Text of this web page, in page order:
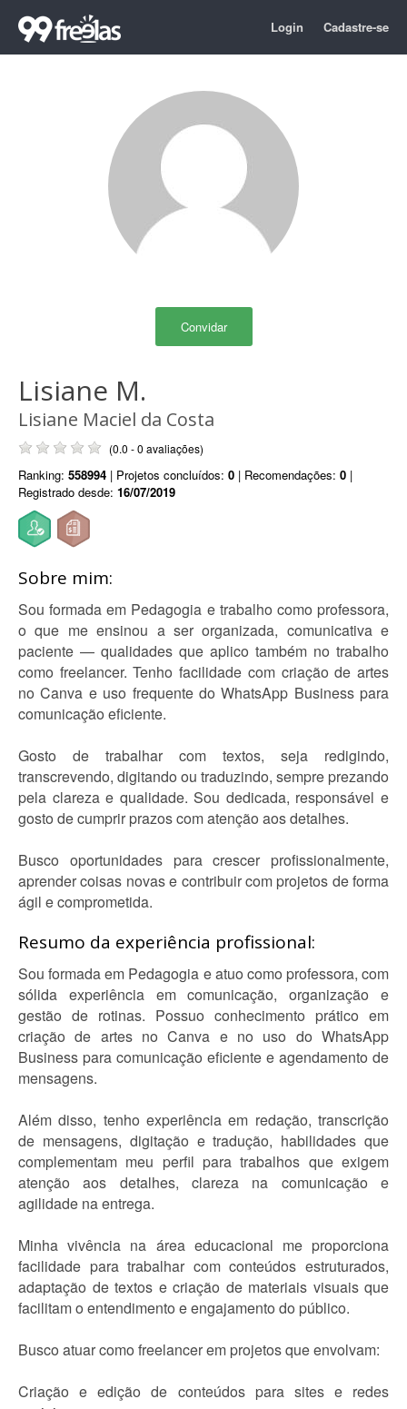
Login Cadastre-se
Convidar
Lisiane M.
Lisiane Maciel da Costa
(0.0 - 0 avaliações)
Ranking: 558994 | Projetos concluídos: 0 | Recomendações: 0 |
Registrado desde: 16/07/2019
Sobre mim:
Sou formada em Pedagogia e trabalho como professora,
o que me ensinou a ser organizada, comunicativa e
paciente — qualidades que aplico também no trabalho
como freelancer. Tenho facilidade com criação de artes
no Canva e uso frequente do WhatsApp Business para
comunicação eficiente.
Gosto de trabalhar com textos, seja redigindo,
transcrevendo, digitando ou traduzindo, sempre prezando
pela clareza e qualidade. Sou dedicada, responsável e
gosto de cumprir prazos com atenção aos detalhes.
Busco oportunidades para crescer profissionalmente,
aprender coisas novas e contribuir com projetos de forma
ágil e comprometida.
Resumo da experiência profissional:
Sou formada em Pedagogia e atuo como professora, com
sólida experiência em comunicação, organização e
gestão de rotinas. Possuo conhecimento prático em
criação de artes no Canva e no uso do WhatsApp
Business para comunicação eficiente e agendamento de
mensagens.
Além disso, tenho experiência em redação, transcrição
de mensagens, digitação e tradução, habilidades que
complementam meu perfil para trabalhos que exigem
atenção aos detalhes, clareza na comunicação e
agilidade na entrega.
Minha vivência na área educacional me proporciona
facilidade para trabalhar com conteúdos estruturados,
adaptação de textos e criação de materiais visuais que
facilitam o entendimento e engajamento do público.
Busco atuar como freelancer em projetos que envolvam:
Criação e edição de conteúdos para sites e redes